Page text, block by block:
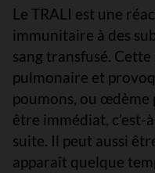
Le TRALI est une
immunitaire à des
sang transfusé.
pulmonaire et
poumons, ou œdème
être immédiat,
suite. Il peut aussi
apparaît quelque